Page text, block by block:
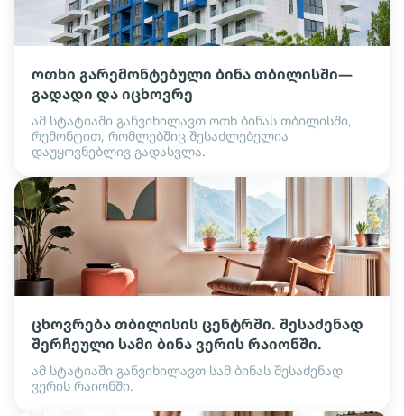
ოთხი გარემონტებული ბინა თბილისში—
გადადი და იცხოვრე
ამ სტატიაში განვიხილავთ ოთხ ბინას თბილისში,
რემონტით, რომლებშიც შესაძლებელია
დაუყოვნებლივ გადასვლა.
ცხოვრება თბილისის ცენტრში. შესაძენად
შერჩეული სამი ბინა ვერის რაიონში.
ამ სტატიაში განვიხილავთ სამ ბინას შესაძენად
ვერის რაიონში.